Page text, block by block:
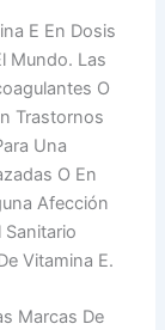
E En Dosis
Mundo. Las
O
Trastornos
Una
O En
Afección
Vitamina E.
Marcas De